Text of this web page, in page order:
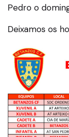
Pedro o
Deixamos os